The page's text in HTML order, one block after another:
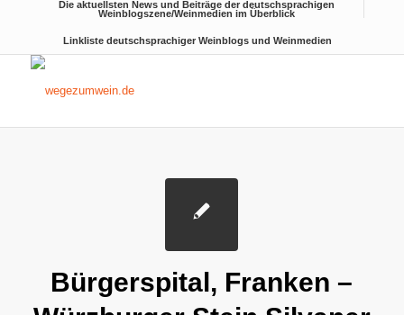
Die aktuellsten News und Beiträge der deutschsprachigen
Weinblogszene/Weinmedien im Überblick
Linkliste deutschsprachiger Weinblogs und Weinmedien
Bürgerspital, Franken –